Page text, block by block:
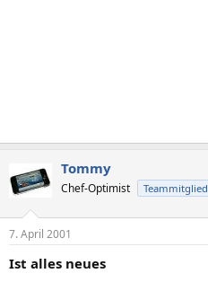
Tommy
Chef-Optimist Teammitglied
7. April 2001
Ist alles neues